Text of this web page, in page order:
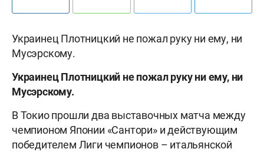
Украинец Плотницкий не пожал руку ни ему, ни
Мусэрскому.
Украинец Плотницкий не пожал руку ни ему, ни
Мусэрскому.
В Токио прошли два выставочных матча между
чемпионом Японии «Сантори» и действующим
победителем Лиги чемпионов – итальянской